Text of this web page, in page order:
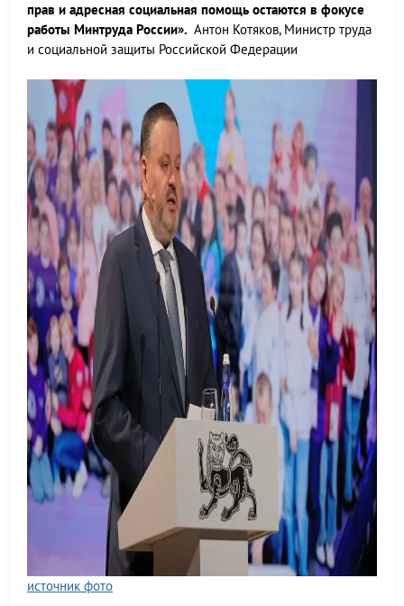
прав и адресная социальная помощь остаются в фокусе
работы Минтруда России». Антон Котяков, Министр труда
и социальной защиты Российской Федерации
источник фото